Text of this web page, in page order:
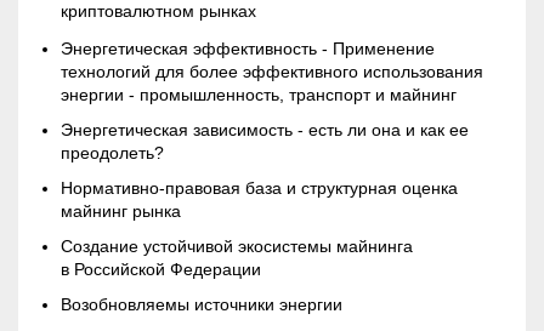
криптовалютном рынках
Энергетическая эффективность - Применение
технологий для более эффективного использования
энергии - промышленность, транспорт и майнинг
Энергетическая зависимость - есть ли она и как ее
преодолеть?
Нормативно-правовая база и структурная оценка
майнинг рынка
Создание устойчивой экосистемы майнинга
в Российской Федерации
Возобновляемы источники энергии